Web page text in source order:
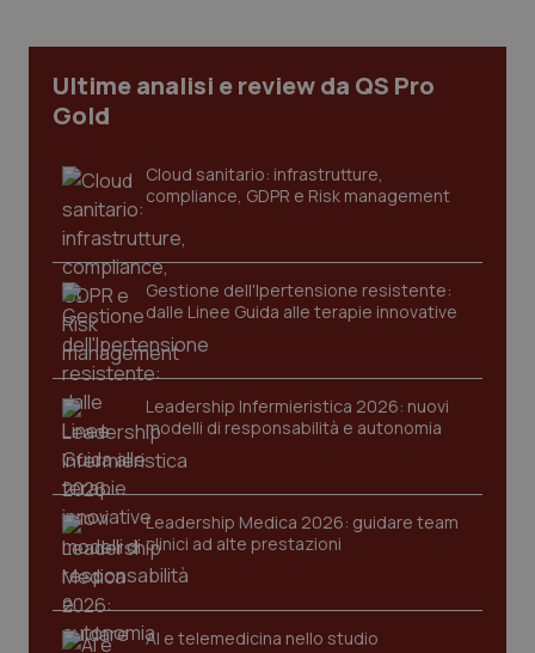
Ultime analisi e review da QS Pro
Gold
Cloud sanitario: infrastrutture,
compliance, GDPR e Risk management
Gestione dell'Ipertensione resistente:
dalle Linee Guida alle terapie innovative
Leadership Infermieristica 2026: nuovi
modelli di responsabilità e autonomia
Leadership Medica 2026: guidare team
clinici ad alte prestazioni
AI e telemedicina nello studio
CookieScriptConsent
CookieScript
www.quotidianosanita.it
tracking-sites-ironfish-
tracking-enable
tracking-sites-ironfish-
session-id
www.quotidianosanita.it